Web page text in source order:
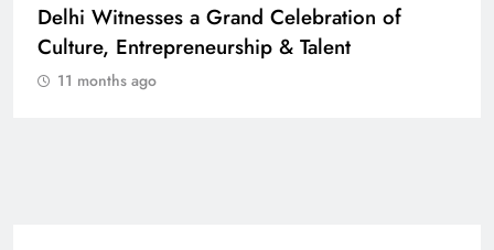
Delhi Witnesses a Grand Celebration of
Culture, Entrepreneurship & Talent
11 months ago